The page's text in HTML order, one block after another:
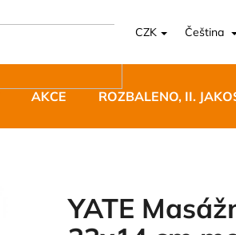
CZK Čeština
AKCE ROZBALENO, II.
YATE